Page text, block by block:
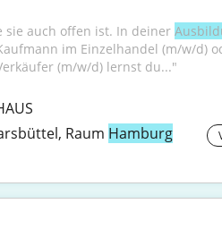
sie auch offen ist. In deiner
im Einzelhandel (m/w/d)
(m/w/d) lernst du..."
Raum Hamburg